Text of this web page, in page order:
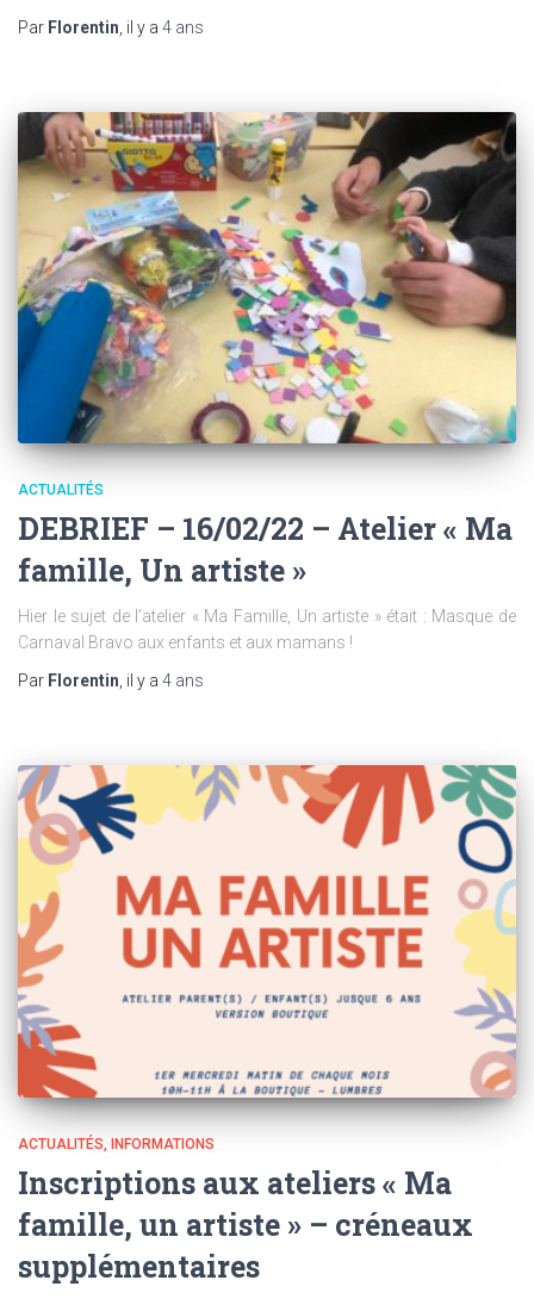
Par Florentin , il y a 4 ans
ACTUALITÉS
DEBRIEF – 16/02/22 – Atelier « Ma
famille, Un artiste »
Hier le sujet de l’atelier « Ma Famille, Un artiste » était : Masque de
Carnaval Bravo aux enfants et aux mamans !
Par Florentin, il y a 4 ans
ACTUALITÉS INFORMATIONS
Inscriptions aux ateliers « Ma
famille, un artiste » – créneaux
supplémentaires